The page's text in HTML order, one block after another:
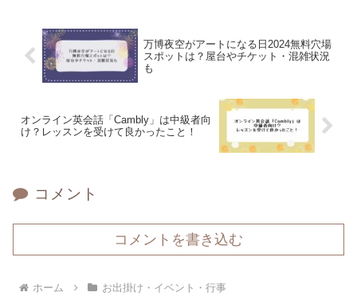
万博夜空がアートになる日2024無料穴場
スポットは？屋台やチケット・混雑状況
も
オンライン英会話「Cambly」は中級者向
け？レッスンを受けて良かったこと！
コメント
コメントを書き込む
ホーム お出掛け・イベント・行事